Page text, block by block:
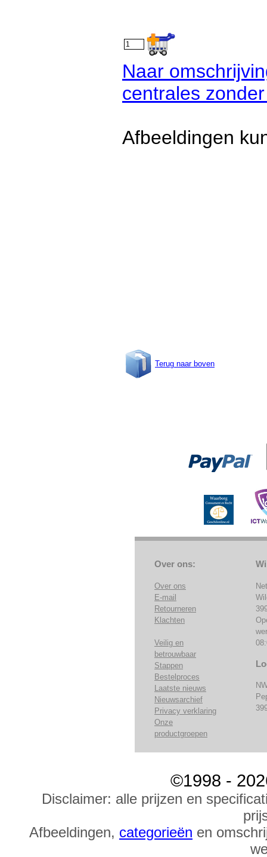
Naar
centrales
Afbeeldingen
Terug naar boven
Over ons:
Over ons
E-mail
Retourneren
Klachten
Veilig en
betrouwbaar
Stappen
Bestelproces
Laatste nieuws
Nieuwsarchief
Privacy verklaring
Onze
productgroepen
©1998 -
Disclaimer: alle prijzen en
Afbeeldingen, categorieën en